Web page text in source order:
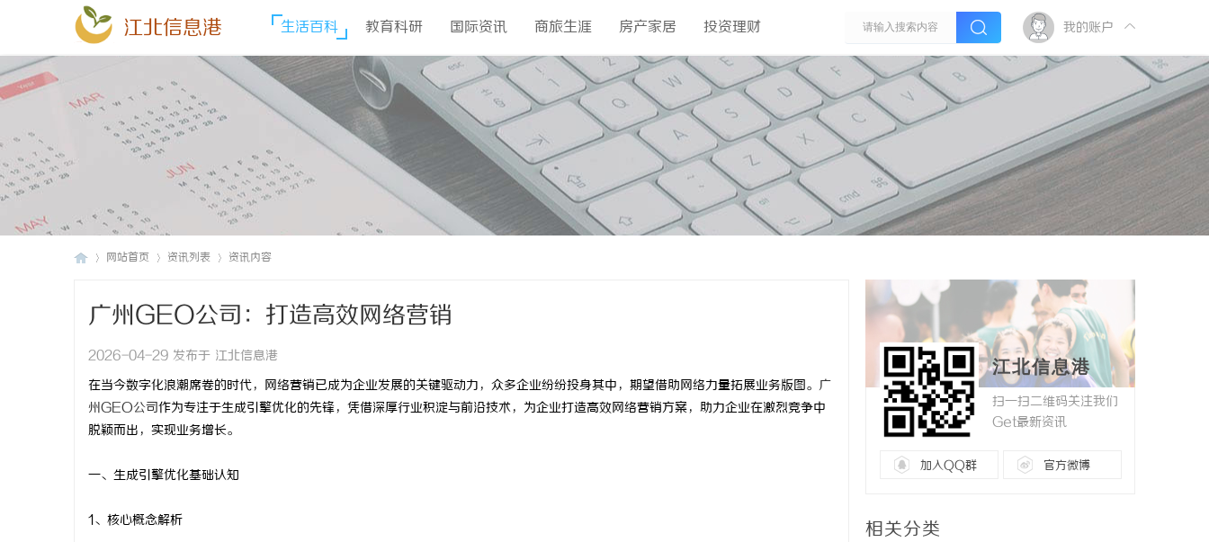
江北信息港 生活百科 教育科研 国际资讯 商旅生涯 房产家居 投资理财 我的账户
网站首页 资讯列表 资讯内容
广州GEO公司：打造高效网络营销
2026-04-29 发布于 江北信息港
在当今数字化浪潮席卷的时代，网络营销已成为企业发展的关键驱动力，众多企业纷纷投身其中，期望借助网络力量拓展业务版图。 广
州GEO公司作为专注于生成引擎优化的先锋，凭借深厚行业积淀与前沿技术，为企业打造高效网络营销方案，助力企业在激烈竞争中
脱颖而出，实现业务增长。
一、生成引擎优化基础认知
1、核心概念解析
江北信息港
扫一扫二维码关注我们
Get最新资讯
加入QQ群 官方微博
相关分类